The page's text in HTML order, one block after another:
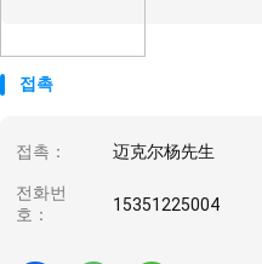
접촉
접촉： 迈克尔杨先生
전화번
호：
15351225004